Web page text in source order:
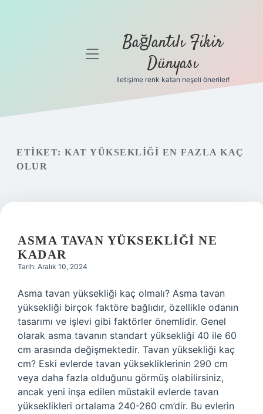
Gizlilik
Yasal Uyarı
menüyü
Bağlantılı Fikir
Dünyası
İletişime renk katan neşeli öneriler!
ETIKET: KAT YÜKSEKLIĞI EN FAZLA KAÇ
OLUR
ASMA TAVAN YÜKSEKLIĞI NE
KADAR
Tarih: Aralık 10, 2024
Asma tavan yüksekliği kaç olmalı? Asma tavan
yüksekliği birçok faktöre bağlıdır, özellikle odanın
tasarımı ve işlevi gibi faktörler önemlidir. Genel
olarak asma tavanın standart yüksekliği 40 ile 60
cm arasında değişmektedir. Tavan yüksekliği kaç
cm? Eski evlerde tavan yüksekliklerinin 290 cm
veya daha fazla olduğunu görmüş olabilirsiniz,
ancak yeni inşa edilen müstakil evlerde tavan
yükseklikleri ortalama 240-260 cm’dir. Bu evlerin